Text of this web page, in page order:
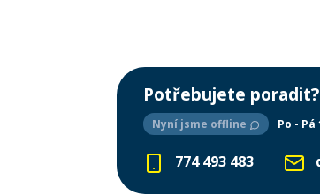
Potřebujete poradit?
Nyní jsme offline Po - Pá
774 493 483